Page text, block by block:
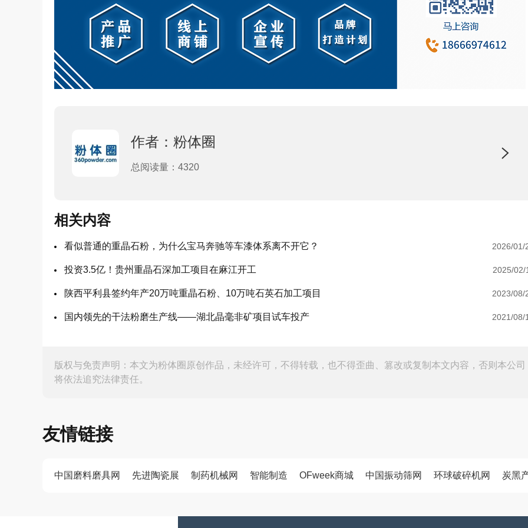
作者：粉体圈
总阅读量：4320
相关内容
看似普通的重晶石粉，为什么宝马奔驰等车漆体系离不开它？ 2026/01/
投资3.5亿！贵州重晶石深加工项目在麻江开工 2025/02/
陕西平利县签约年产20万吨重晶石粉、10万吨石英石加工项目 2023/08/
国内领先的干法粉磨生产线——湖北晶毫非矿项目试车投产 2021/08/
版权与免责声明：本文为粉体圈原创作品，未经许可，不得转载，也不得歪曲、篡改或复制本文内容，否则本公司
将依法追究法律责任。
友情链接
中国磨料磨具网 先进陶瓷展 制药机械网 智能制造 OFweek商城 中国振动筛网 环球破碎机网 炭黑